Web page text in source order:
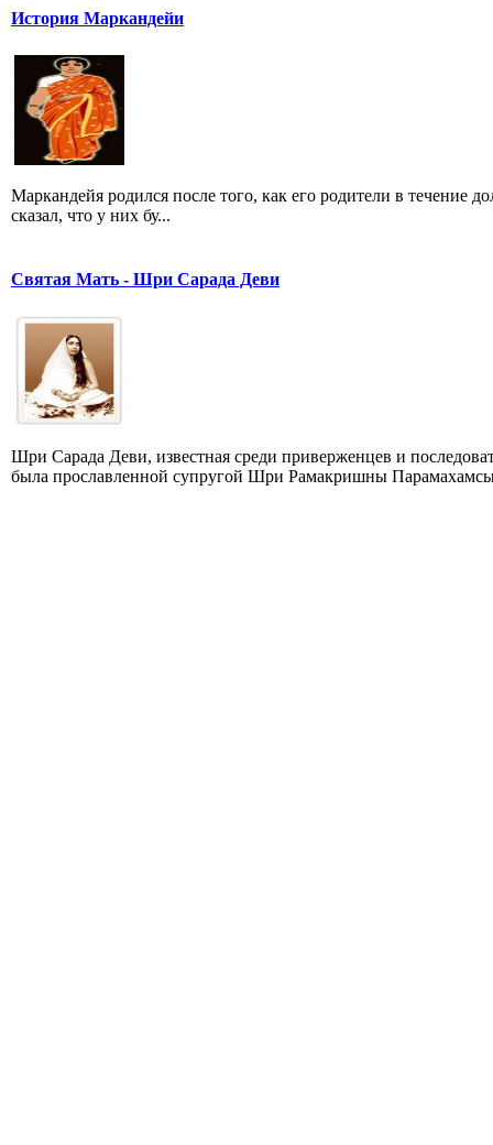
История Маркандейи
Маркандейя родился после того, как его родители в
сказал, что у них бу...
Святая Мать - Шри Сарада Деви
Шри Сарада Деви, известная среди приверженцев и
была прославленной супругой Шри Рамакришны